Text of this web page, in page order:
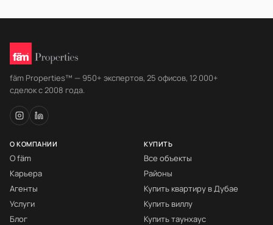
fäm Properties™ — 950+ экспертов, 25 офисов, 12 000+
сделок с 2008 года.
О КОМПАНИИ
О fäm
Карьера
Агенты
Услуги
Блог
КУПИТЬ
Все объекты
Районы
Купить квартиру в Дубае
Купить виллу
Купить таунхаус